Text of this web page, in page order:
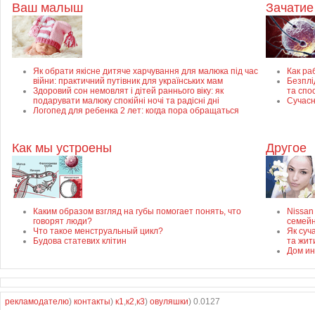
Ваш малыш
Як обрати якісне дитяче харчування для малюка під час
війни: практичний путівник для українських мам
Здоровий сон немовлят і дітей раннього віку: як
подарувати малюку спокійні ночі та радісні дні
Логопед для ребенка 2 лет: когда пора обращаться
Зачатие
Как
та
Как мы устроены
Каким образом взгляд на губы помогает понять, что
говорят люди?
Что такое менструальный цикл?
Будова статевих клітин
Другое
Як
та
Дом
рекламодателю) контакты) к1,к2,к3) овуляшки) 0.0127